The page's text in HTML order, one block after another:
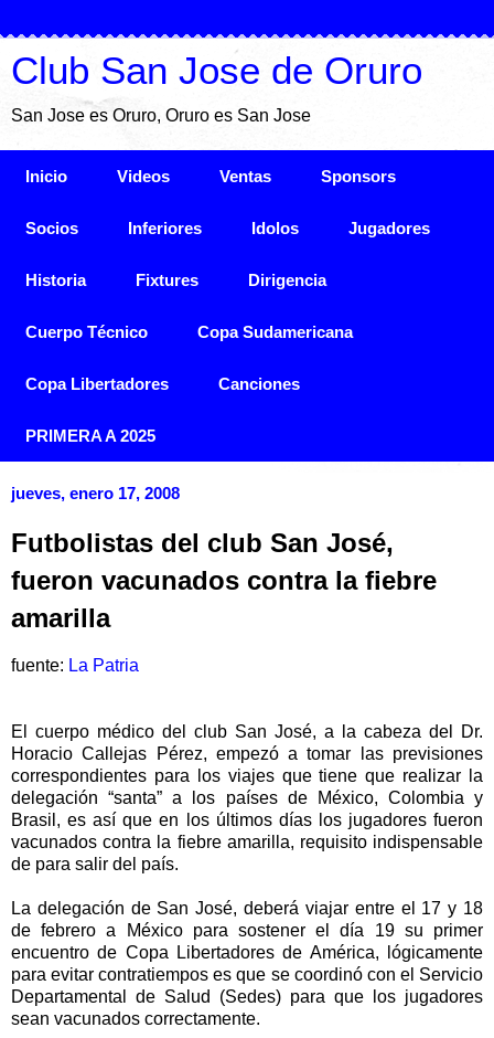
Club San Jose de Oruro
San Jose es Oruro, Oruro es San Jose
Inicio Videos Ventas Sponsors
Socios Inferiores Idolos Jugadores
Historia Fixtures Dirigencia
Cuerpo Técnico Copa Sudamericana
Copa Libertadores Canciones
PRIMERA A 2025
jueves, enero 17, 2008
Futbolistas del club San José,
fueron vacunados contra la fiebre
amarilla
fuente: La Patria
El cuerpo médico del club San José, a la cabeza del Dr.
Horacio Callejas Pérez, empezó a tomar las previsiones
correspondientes para los viajes que tiene que realizar la
delegación “santa” a los países de México, Colombia y
Brasil, es así que en los últimos días los jugadores fueron
vacunados contra la fiebre amarilla, requisito indispensable
de para salir del país.
La delegación de San José, deberá viajar entre el 17 y 18
de febrero a México para sostener el día 19 su primer
encuentro de Copa Libertadores de América, lógicamente
para evitar contratiempos es que se coordinó con el Servicio
Departamental de Salud (Sedes) para que los jugadores
sean vacunados correctamente.